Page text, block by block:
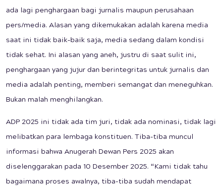
ada lagi penghargaan bagi jurnalis maupun perusahaan
pers/media. Alasan yang dikemukakan adalah karena media
saat ini tidak baik-baik saja, media sedang dalam kondisi
tidak sehat. Ini alasan yang aneh, justru di saat sulit ini,
penghargaan yang jujur dan berintegritas untuk jurnalis dan
media adalah penting, memberi semangat dan meneguhkan.
Bukan malah menghilangkan.
ADP 2025 ini tidak ada tim juri, tidak ada nominasi, tidak lagi
melibatkan para lembaga konstituen. Tiba-tiba muncul
informasi bahwa Anugerah Dewan Pers 2025 akan
diselenggarakan pada 10 Desember 2025. “Kami tidak tahu
bagaimana proses awalnya, tiba-tiba sudah mendapat